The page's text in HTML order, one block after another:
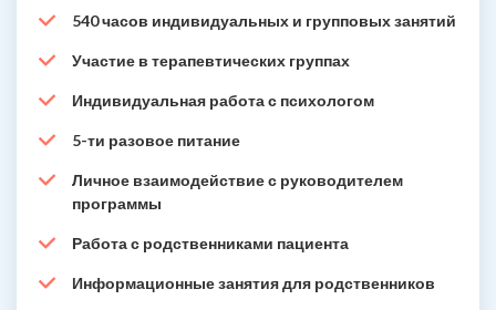
540 часов индивидуальных и групповых занятий
Участие в терапевтических группах
Индивидуальная работа с психологом
5-ти разовое питание
Личное взаимодействие с руководителем
программы
Работа с родственниками пациента
Информационные занятия для родственников